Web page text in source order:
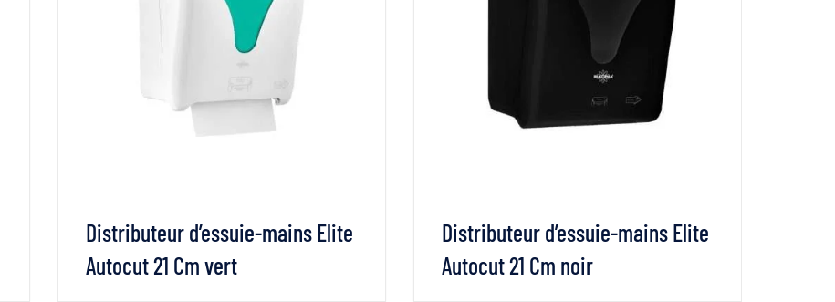
Distributeur d’essuie-mains Elite
Autocut 21 Cm vert
Distributeur d’essuie-mains Elite
Autocut 21 Cm noir